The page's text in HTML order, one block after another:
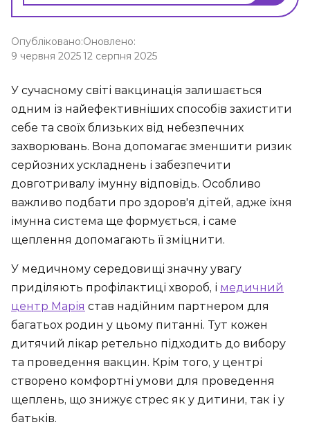
Опубліковано:
9 червня 2025
Оновлено:
12 серпня 2025
У сучасному світі вакцинація залишається
одним із найефективніших способів захистити
себе та своїх близьких від небезпечних
захворювань. Вона допомагає зменшити ризик
серйозних ускладнень і забезпечити
довготривалу імунну відповідь. Особливо
важливо подбати про здоров'я дітей, адже їхня
імунна система ще формується, і саме
щеплення допомагають її зміцнити.
У медичному середовищі значну увагу
приділяють профілактиці хвороб, і медичний
центр Марія став надійним партнером для
багатьох родин у цьому питанні. Тут кожен
дитячий лікар ретельно підходить до вибору
та проведення вакцин. Крім того, у центрі
створено комфортні умови для проведення
щеплень, що знижує стрес як у дитини, так і у
батьків.